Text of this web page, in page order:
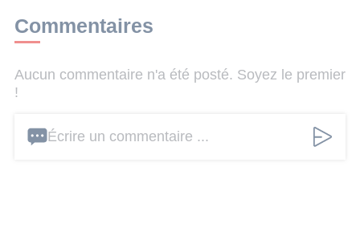
Commentaires
Aucun commentaire n'a été posté. Soyez le premier
!
Écrire un commentaire ...